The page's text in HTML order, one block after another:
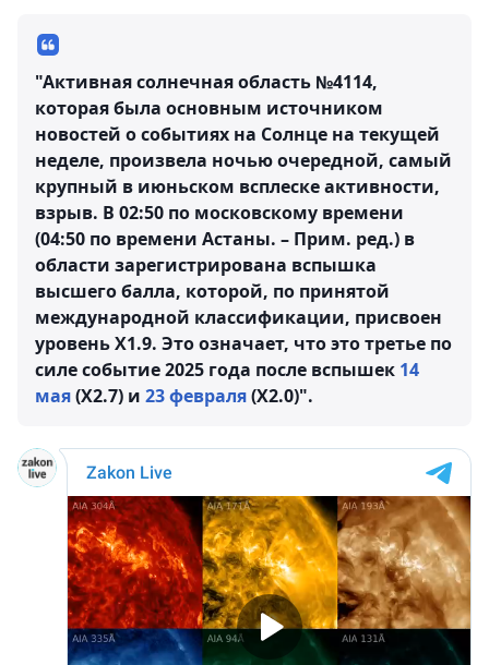
"Активная солнечная область №4114,
которая была основным источником
новостей о событиях на Солнце на текущей
неделе, произвела ночью очередной, самый
крупный в июньском всплеске активности,
взрыв. В 02:50 по московскому времени
(04:50 по времени Астаны. – Прим. ред.) в
области зарегистрирована вспышка
высшего балла, которой, по принятой
международной классификации, присвоен
уровень X1.9. Это означает, что это третье по
силе событие 2025 года после вспышек 14
мая(X2.7) и 23 февраля(X2.0)".